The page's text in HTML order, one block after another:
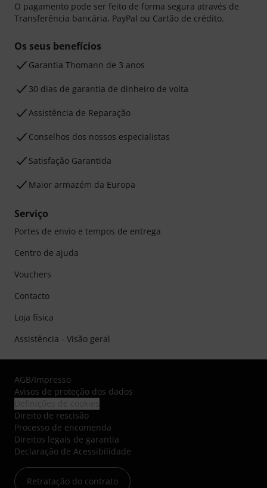
O pagamento pode ser feito de forma segura através de
Transferência bancária, PayPal ou Cartão de crédito.
Os seus benefícios
Garantia Thomann de 3 anos
30 dias de garantia de dinheiro de volta
Assistência de Reparação
Conselhos dos nossos especialistas
Satisfação Garantida
Maior armazém da Europa
Serviço
Portes de envio e tempos de entrega
Centro de ajuda
Vouchers
Contacto
Loja física
Assistência - Visão geral
AGB/Impresso
Avisos de proteção dos dados
Direito de rescisão
Processo de encomenda
Direitos legais de garantia
Declaração de Acessibilidade
Retratação do contrato